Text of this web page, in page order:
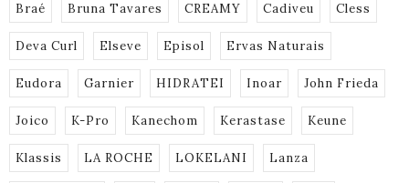
Braé Bruna Tavares CREAMY Cadiveu Cless
Deva Curl Elseve Episol Ervas Naturais
Eudora Garnier HIDRATEI Inoar John Frieda
Joico K-Pro Kanechom Kerastase Keune
Klassis LA ROCHE LOKELANI Lanza